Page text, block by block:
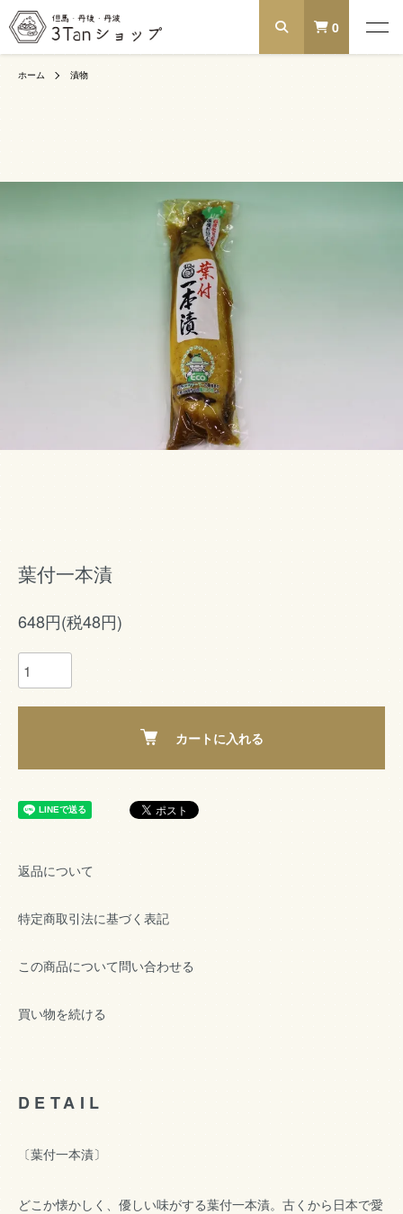
0
ホーム 漬物
葉付一本漬
648円(税48円)
カートに入れる
返品について
特定商取引法に基づく表記
この商品について問い合わせる
買い物を続ける
DETAIL
〔葉付一本漬〕
どこか懐かしく、優しい味がする葉付一本漬。古くから日本で愛